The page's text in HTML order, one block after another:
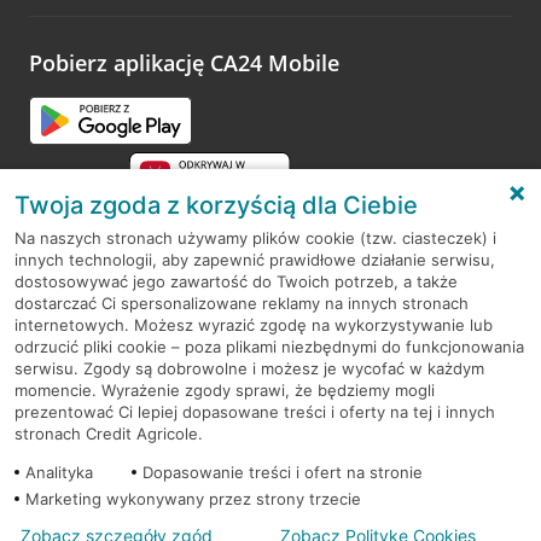
opinie.
Pobierz aplikację CA24 Mobile
RODO
Regulamin serwisu
Mapa serwisu
PolitykaCookies
Twoja zgoda z korzyścią dla Ciebie
Na naszych stronach używamy plików cookie (tzw. ciasteczek) i
innych technologii, aby zapewnić prawidłowe działanie serwisu,
dostosowywać jego zawartość do Twoich potrzeb, a także
dostarczać Ci spersonalizowane reklamy na innych stronach
internetowych. Możesz wyrazić zgodę na wykorzystywanie lub
odrzucić pliki cookie – poza plikami niezbędnymi do funkcjonowania
serwisu. Zgody są dobrowolne i możesz je wycofać w każdym
momencie. Wyrażenie zgody sprawi, że będziemy mogli
prezentować Ci lepiej dopasowane treści i oferty na tej i innych
stronach Credit Agricole.
Analityka
Dopasowanie treści i ofert na stronie
Marketing wykonywany przez strony trzecie
Zobacz szczegóły zgód Zobacz Politykę Cookies